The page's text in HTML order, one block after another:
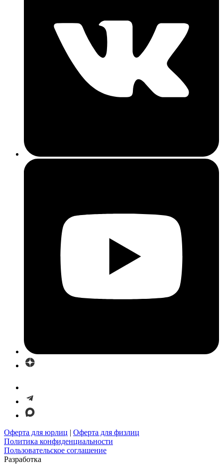
Оферта для юрлиц | Оферта для физлиц
Политика конфиденциальности
Пользовательское соглашение
Разработка